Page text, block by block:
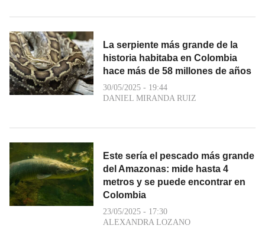
La serpiente más grande de la
historia habitaba en Colombia
hace más de 58 millones de años
30/05/2025 - 19:44
DANIEL MIRANDA RUIZ
Este sería el pescado más grande
del Amazonas: mide hasta 4
metros y se puede encontrar en
Colombia
23/05/2025 - 17:30
ALEXANDRA LOZANO